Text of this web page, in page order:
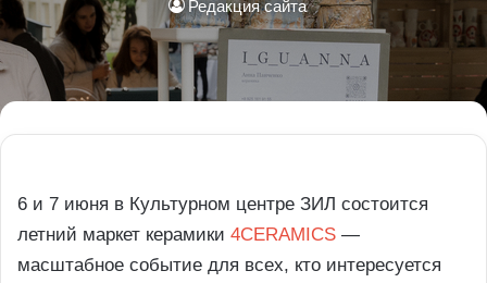
Редакция сайта
6 и 7 июня в Культурном центре ЗИЛ состоится
летний маркет керамики 4CERAMICS —
масштабное событие для всех, кто интересуется